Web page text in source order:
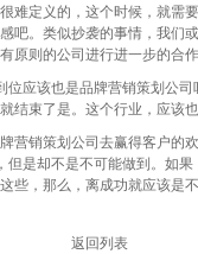
难定义的，这个时候，就需
吧。类似抄袭的事情，我们
原则的公司进行进一步的合作
应该也是品牌营销策划公司
结束了是。这个行业，应该也
销策划公司去赢得客户的
但是却不是不可能做到。如
些，那么，离成功就应该是
返回列表